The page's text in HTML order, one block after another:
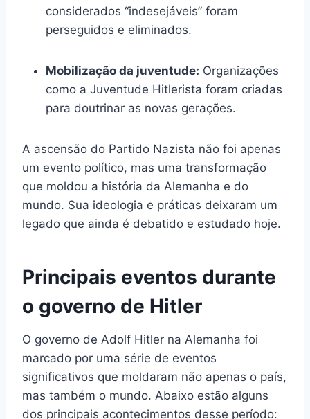
considerados “indesejáveis” foram
perseguidos e eliminados.
Mobilização da juventude: Organizações
como a Juventude Hitlerista foram criadas
para doutrinar as novas gerações.
A ascensão do Partido Nazista não foi apenas
um evento político, mas uma transformação
que moldou a história da Alemanha e do
mundo. Sua ideologia e práticas deixaram um
legado que ainda é debatido e estudado hoje.
Principais eventos durante
o governo de Hitler
O governo de Adolf Hitler na Alemanha foi
marcado por uma série de eventos
significativos que moldaram não apenas o país,
mas também o mundo. Abaixo estão alguns
dos principais acontecimentos desse período: